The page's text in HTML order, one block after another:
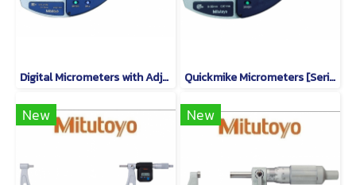
Digital Micrometers with Adjustable Measuring Force [Series 227] Quickmike Micrometers [Series 293]
New New